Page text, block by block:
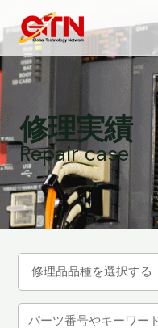
容
ス
キ
ッ
プ
修理実績
Repair case